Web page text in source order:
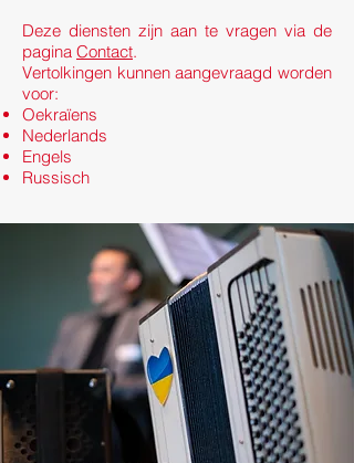
Deze diensten zijn aan te vragen via de
pagina Contact.
Vertolkingen kunnen aangevraagd worden
voor:
Oekraïens
Nederlands
Engels
Russisch